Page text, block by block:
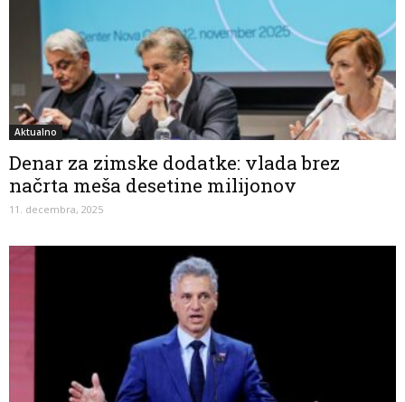
Aktualno
Denar za zimske dodatke: vlada brez
načrta meša desetine milijonov
11. decembra, 2025